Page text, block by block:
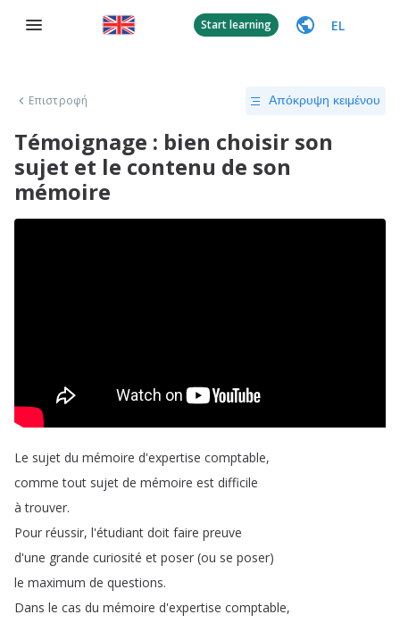
Start learning EL
Επιστροφή Απόκρυψη κειμένου
Témoignage : bien choisir son
sujet et le contenu de son
mémoire
Le sujet du mémoire d'expertise comptable,
comme tout sujet de mémoire est difficile
à trouver.
Pour réussir, l'étudiant doit faire preuve
d'une grande curiosité et poser (ou se poser)
le maximum de questions.
Dans le cas du mémoire d'expertise comptable,